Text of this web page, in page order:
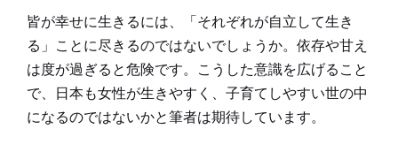
皆が幸せに生きるには、「それぞれが自立して生き
る」ことに尽きるのではないでしょうか。依存や甘え
は度が過ぎると危険です。こうした意識を広げること
で、日本も女性が生きやすく、子育てしやすい世の中
になるのではないかと筆者は期待しています。